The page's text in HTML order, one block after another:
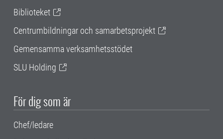
Biblioteket
Centrumbildningar och samarbetsprojekt
Gemensamma verksamhetsstödet
SLU Holding
För dig som är
Chef/ledare